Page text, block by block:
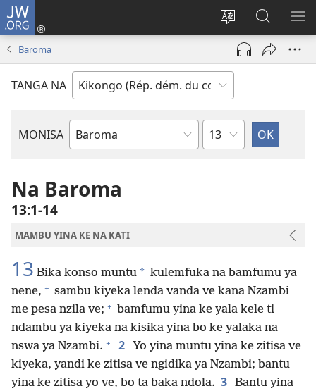
JW.ORG
Soba
ndinga
ya
site
yai
Kukota
(ke
kangula
ya
mpa)
Kusosa
na
JW.ORG
Baroma
TANGA NA
MONISA
Mikanda
Kapu
Na Baroma
13:1-14
MAMBU YINA KE NA KATI
13 Bika konso muntu * kulemfuka na bamfumu ya
nene, + sambu kiyeka lenda vanda ve kana Nzambi
me pesa nzila ve; + bamfumu yina ke yala kele ti
ndambu ya kiyeka na kisika yina bo ke yalaka na
nswa ya Nzambi. + 2
Yo yina muntu yina ke zitisa ve
kiyeka, yandi ke zitisa ve ngidika ya Nzambi; bantu
yina ke zitisa yo ve, bo ta baka ndola. 3 Bantu yina